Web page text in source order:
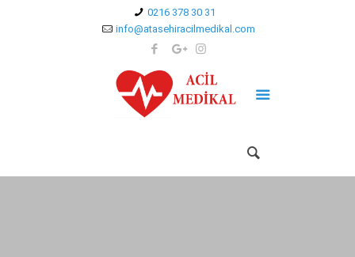
0216 378 30 31
info@atasehiracilmedikal.com